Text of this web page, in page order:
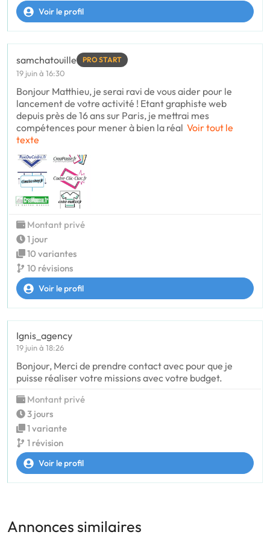
Voir le profil
samchatouille PRO START
19 juin à 16:30
Bonjour Matthieu, je serai ravi de vous aider pour le
lancement de votre activité ! Etant graphiste web
depuis près de 16 ans sur Paris, je mettrai mes
compétences pour mener à bien la réal Voir tout le
texte
Montant privé
1 jour
10 variantes
10 révisions
Voir le profil
Ignis_agency
19 juin à 18:26
Bonjour, Merci de prendre contact avec pour que je
puisse réaliser votre missions avec votre budget.
Montant privé
3 jours
1 variante
1 révision
Voir le profil
Annonces similaires